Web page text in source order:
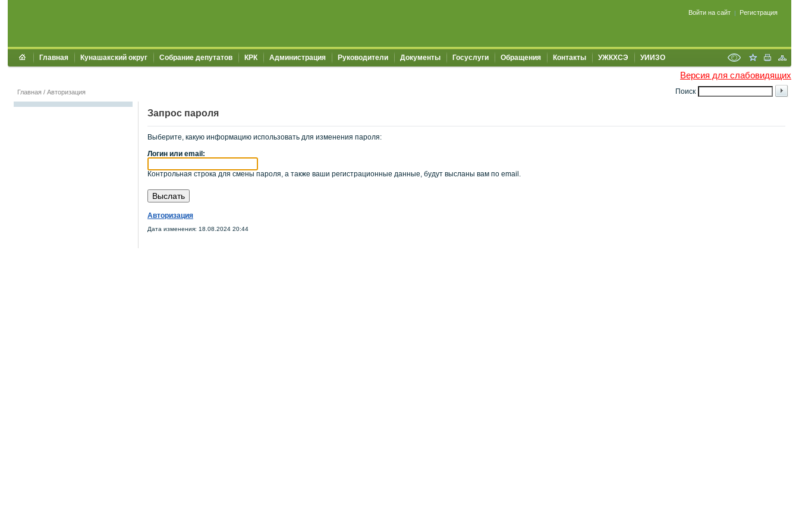
Войти на сайт | Регистрация
Главная Кунашакский округ Собрание депутатов КРК Администрация Руководители Документы Госуслуги Обращения Контакты УЖКХСЭ УИИЗО
Версия для слабовидящих
Поиск
Главная / Авторизация
Запрос пароля
Выберите, какую информацию использовать для изменения пароля:
Логин или email:
Контрольная строка для смены пароля, а также ваши регистрационные данные, будут высланы вам по email.
Авторизация
Дата изменения: 18.08.2024 20:44